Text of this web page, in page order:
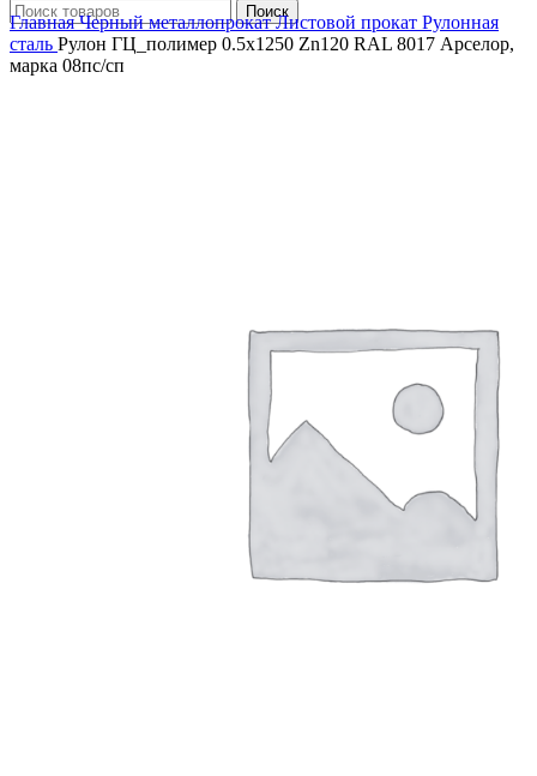
Поиск
ГлавнаяЧерный металлопрокатЛистовой прокат Рулонная
сталь Рулон ГЦ_полимер 0.5х1250 Zn120 RAL 8017 Арселор,
марка 08пс/сп